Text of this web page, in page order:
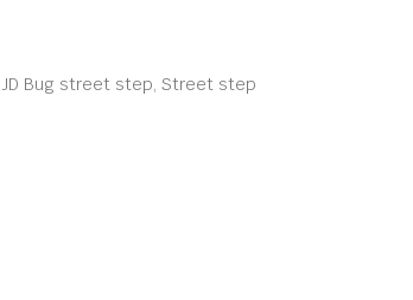
JD Bug street step, Street step